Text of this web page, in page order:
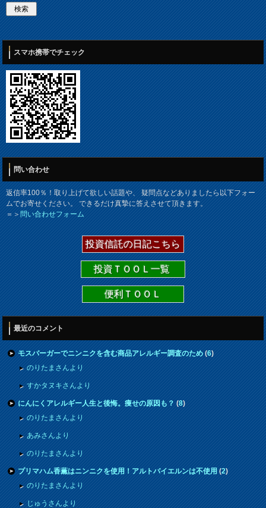
スマホ携帯でチェック
問い合わせ
返信率100％！取り上げて欲しい話題や、 疑問点などありましたら以下フォー
ムでお寄せください。 できるだけ真摯に答えさせて頂きます。
＝＞問い合わせフォーム
投資信託の日記こちら
投資ＴＯＯＬ一覧
便利ＴＯＯＬ
最近のコメント
モスバーガーでニンニクを含む商品アレルギー調査のため(6)
のりたまさんより
すかタヌキさんより
にんにくアレルギー人生と後悔。痩せの原因も？(8)
のりたまさんより
あみさんより
のりたまさんより
プリマハム香薫はニンニクを使用！アルトバイエルンは不使用(2)
のりたまさんより
じゅうさんより